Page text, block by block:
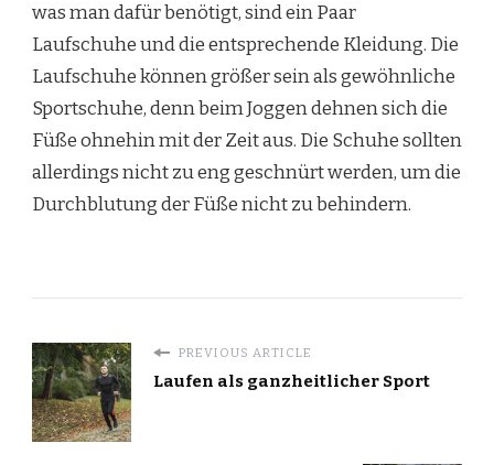
was man dafür benötigt, sind ein Paar
Laufschuhe und die entsprechende Kleidung. Die
Laufschuhe können größer sein als gewöhnliche
Sportschuhe, denn beim Joggen dehnen sich die
Füße ohnehin mit der Zeit aus. Die Schuhe sollten
allerdings nicht zu eng geschnürt werden, um die
Durchblutung der Füße nicht zu behindern.
PREVIOUS ARTICLE
Laufen als ganzheitlicher Sport